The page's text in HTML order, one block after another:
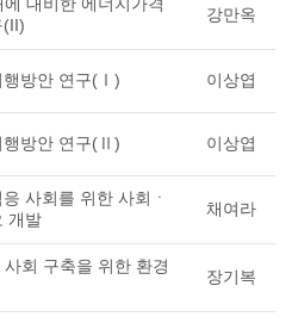
(II)
강만옥
행방안 연구(Ⅰ) 이상엽
행방안 연구(Ⅱ) 이상엽
사회를 위한 사회ㆍ
개발
채여라
회 구축을 위한 환경
장기복